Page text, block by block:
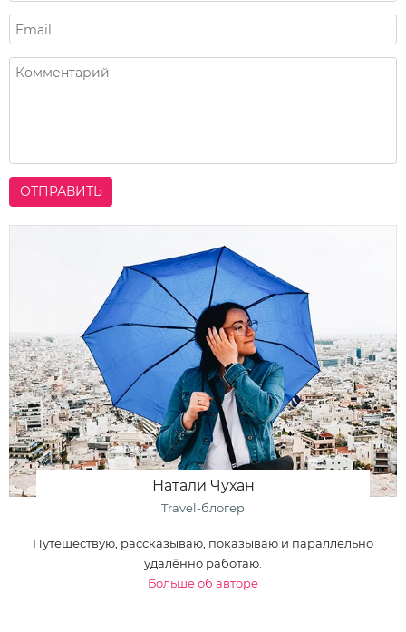
ОТПРАВИТЬ
Натали Чухан
Travel-блогер
Путешествую, рассказываю, показываю и параллельно
удалённо работаю.
Больше об авторе